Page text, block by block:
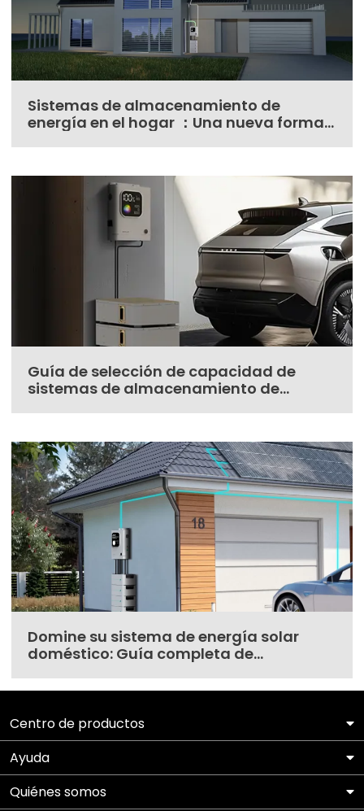
Sistemas de almacenamiento de
energía en el hogar ：Una nueva forma
Guía de selección de capacidad de
sistemas de almacenamiento de
Domine su sistema de energía solar
doméstico: Guía completa de
Centro de productos
Ayuda
Quiénes somos